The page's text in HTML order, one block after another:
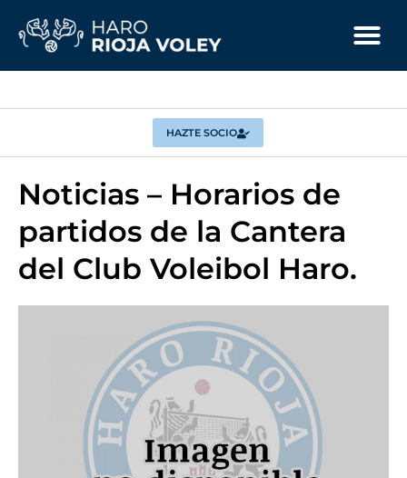
HAZTE SOCIO
Noticias – Horarios de
partidos de la Cantera
del Club Voleibol Haro.